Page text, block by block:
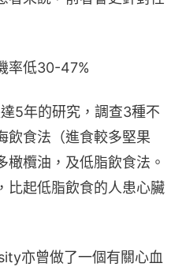
率低30-47%
5年的研究，調查3種不
飲食法（進食較多堅果
橄欖油，及低脂飲食法。
比起低脂飲食的人患心臟
亦曾做了一個有關心血